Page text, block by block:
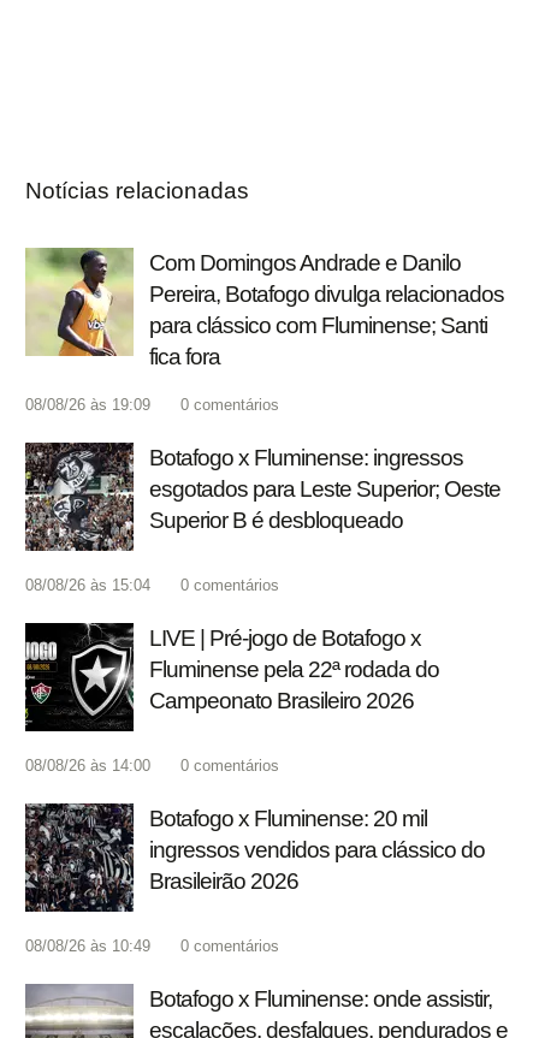
Notícias relacionadas
Com Domingos Andrade e Danilo
Pereira, Botafogo divulga relacionados
para clássico com Fluminense; Santi
fica fora
08/08/26 às 19:09 0 comentários
Botafogo x Fluminense: ingressos
esgotados para Leste Superior; Oeste
Superior B é desbloqueado
08/08/26 às 15:04 0 comentários
LIVE | Pré-jogo de Botafogo x
Fluminense pela 22ª rodada do
Campeonato Brasileiro 2026
08/08/26 às 14:00 0 comentários
Botafogo x Fluminense: 20 mil
ingressos vendidos para clássico do
Brasileirão 2026
08/08/26 às 10:49 0 comentários
Botafogo x Fluminense: onde assistir,
escalações, desfalques, pendurados e